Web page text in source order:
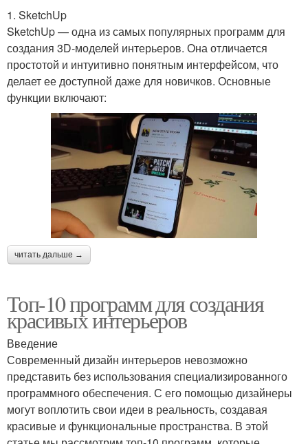
1. SketchUp
SketchUp — одна из самых популярных программ для
создания 3D-моделей интерьеров. Она отличается
простотой и интуитивно понятным интерфейсом, что
делает ее доступной даже для новичков. Основные
функции включают:
читать дальше →
Топ-10 программ для создания
красивых интерьеров
Введение
Современный дизайн интерьеров невозможно
представить без использования специализированного
программного обеспечения. С его помощью дизайнеры
могут воплотить свои идеи в реальность, создавая
красивые и функциональные пространства. В этой